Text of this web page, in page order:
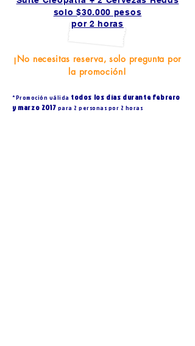
solo $30.000 pesos
por 2 horas
¡No necesitas reserva, solo pregunta por
la promoción!
*Promoción válida todos los días durante febrero
y marzo 2017 para 2 personas por 2 horas